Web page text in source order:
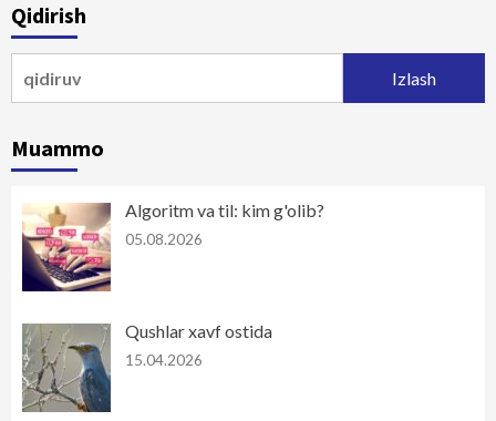
Qidirish
Muammo
Algoritm va til: kim g'olib?
05.08.2026
Qushlar xavf ostida
15.04.2026